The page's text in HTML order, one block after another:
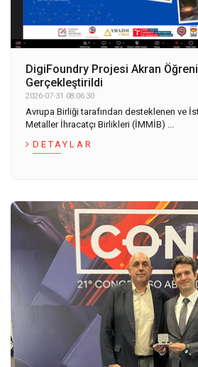
DigiFoundry Projesi Akran
Gerçekleştirildi
2026-07-31 08:06:30
Avrupa Birliği tarafından desteklenen ve
Metaller İhracatçı Birlikleri (İMMİB) ...
DETAYLAR